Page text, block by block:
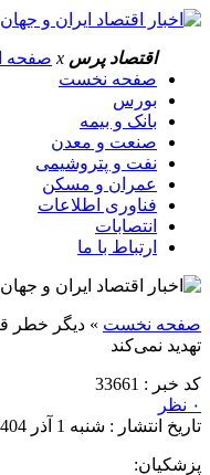
اقتصاد پرس x صفحه
صفحه نخست
بورس
بانک و بیمه
صنعت و معدن
نفت و پتروشیمی
عمران و مسکن
فناوری اطلاعات
انتصابات
ارتباط با ما
صفحه نخست » دیگر خطر
تهدید نمی‌کند
کد خبر : 33661
۰ نظر
تاریخ انتشار : شنبه 1 آذر 1404 - 13:07
پزشکیان: